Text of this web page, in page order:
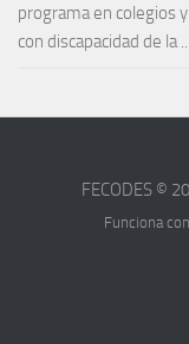
programa en colegios
con discapacidad de la ...
FECODES ©
Funciona con